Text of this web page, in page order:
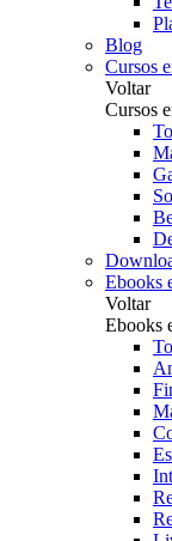
Blog
Cursos
Voltar
Cursos
Ebooks
Voltar
Ebooks